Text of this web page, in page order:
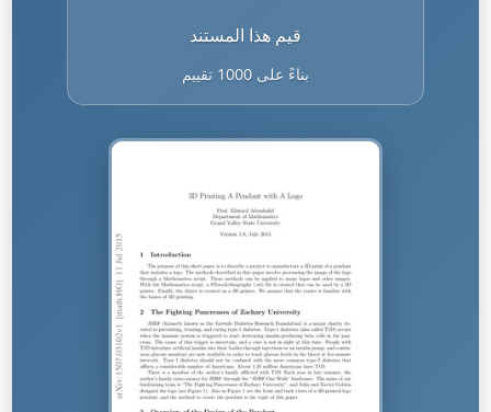
قيم هذا المستند
بناءً على 1000 تقييم